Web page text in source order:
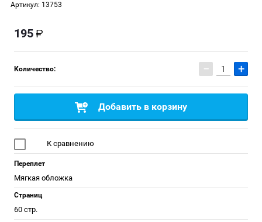
Артикул: 13753
195
Количество: − +
Добавить в корзину
К сравнению
Переплет
Мягкая обложка
Страниц
60 стр.